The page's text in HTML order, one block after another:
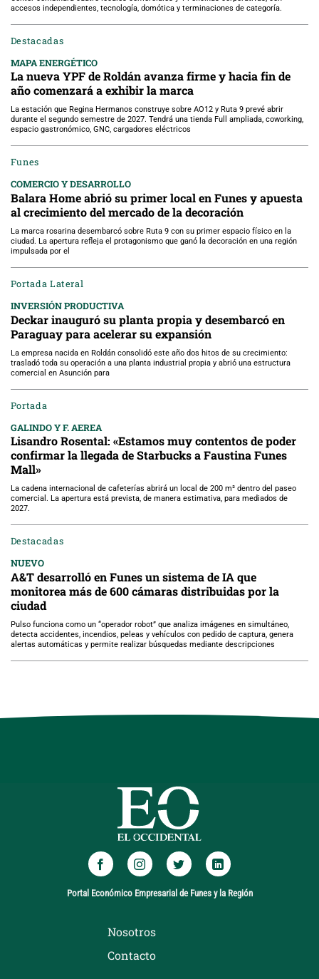
accesos independientes, tecnología, domótica y terminaciones de categoría.
Destacadas
MAPA ENERGÉTICO
La nueva YPF de Roldán avanza firme y hacia fin de
año comenzará a exhibir la marca
La estación que Regina Hermanos construye sobre AO12 y Ruta 9 prevé abrir
durante el segundo semestre de 2027. Tendrá una tienda Full ampliada, coworking,
espacio gastronómico, GNC, cargadores eléctricos
Funes
COMERCIO Y DESARROLLO
Balara Home abrió su primer local en Funes y apuesta
al crecimiento del mercado de la decoración
La marca rosarina desembarcó sobre Ruta 9 con su primer espacio físico en la
ciudad. La apertura refleja el protagonismo que ganó la decoración en una región
impulsada por el
Portada Lateral
INVERSIÓN PRODUCTIVA
Deckar inauguró su planta propia y desembarcó en
Paraguay para acelerar su expansión
La empresa nacida en Roldán consolidó este año dos hitos de su crecimiento:
trasladó toda su operación a una planta industrial propia y abrió una estructura
comercial en Asunción para
Portada
GALINDO Y F. AEREA
Lisandro Rosental: «Estamos muy contentos de poder
confirmar la llegada de Starbucks a Faustina Funes
Mall»
La cadena internacional de cafeterías abrirá un local de 200 m² dentro del paseo
comercial. La apertura está prevista, de manera estimativa, para mediados de
2027.
Destacadas
NUEVO
A&T desarrolló en Funes un sistema de IA que
monitorea más de 600 cámaras distribuidas por la
ciudad
Pulso funciona como un “operador robot” que analiza imágenes en simultáneo,
detecta accidentes, incendios, peleas y vehículos con pedido de captura, genera
alertas automáticas y permite realizar búsquedas mediante descripciones
Portal Económico Empresarial de Funes y la Región
Nosotros
Contacto